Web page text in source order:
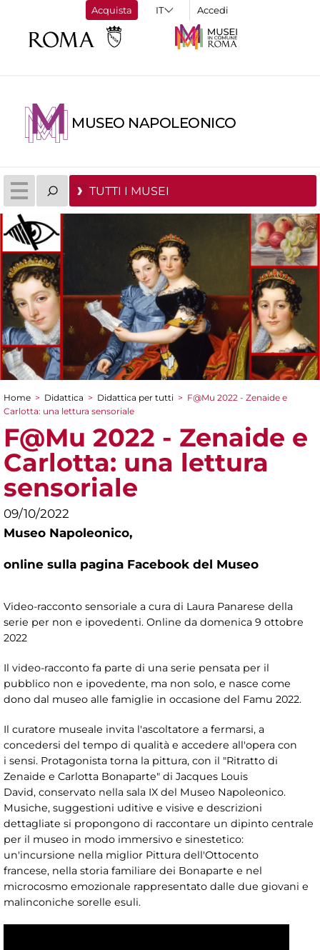
Acquista Accedi
MUSEO NAPOLEONICO
TUTTI I MUSEI
Tu sei qui
Home > Didattica > Didattica per tutti > F@Mu 2022 - Zenaide e
Carlotta: una lettura sensoriale
F@Mu 2022 - Zenaide e
Carlotta: una lettura
sensoriale
09/10/2022
Museo Napoleonico,
online sulla pagina Facebook del Museo
Video-racconto sensoriale a cura di Laura Panarese della
serie per non e ipovedenti. Online da domenica 9 ottobre
2022
Il video-racconto fa parte di una serie pensata per il
pubblico non e ipovedente, ma non solo, e nasce come
dono dal museo alle famiglie in occasione del Famu 2022.
Il curatore museale invita l'ascoltatore a fermarsi, a
concedersi del tempo di qualità e accedere all'opera con
i sensi. Protagonista torna la pittura, con il "Ritratto di
Zenaide e Carlotta Bonaparte" di Jacques Louis
David, conservato nella sala IX del Museo Napoleonico.
Musiche, suggestioni uditive e visive e descrizioni
dettagliate si propongono di raccontare un dipinto centrale
per il museo in modo immersivo e sinestetico:
un'incursione nella miglior Pittura dell'Ottocento
francese, nella storia familiare dei Bonaparte e nel
microcosmo emozionale rappresentato dalle due giovani e
malinconiche sorelle esuli.